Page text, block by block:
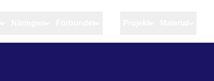
Artiklar Näringen Förbundet